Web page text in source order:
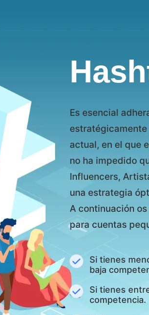
Es esencial
actual, en el que
no ha impedido
Influencers,
una estrategia
A continuación
para cuentas
Si tienes
baja
Si tienes
competencia.